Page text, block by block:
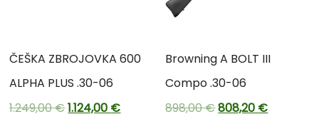
ČEŠKA ZBROJOVKA 600
ALPHA PLUS .30-06
1.249,00€1.124,00 €
Browning A BOLT III
Compo .30-06
898,00€808,20 €